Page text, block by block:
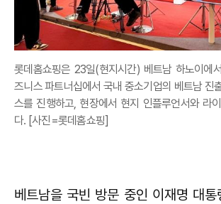
롯데홈쇼핑은 23일(현지시간) 베트남 하노이에
즈니스 파트너십에서 국내 중소기업의 베트남 진
스를 진행하고, 현장에서 현지 인플루언서와 라
다. [사진=롯데홈쇼핑]
베트남을 국빈 방문 중인 이재명 대